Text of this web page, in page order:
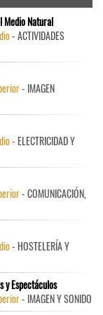
Medio Natural
- ACTIVIDADES
- IMAGEN
- ELECTRICIDAD Y
- COMUNICACIÓN,
- HOSTELERÍA Y
y Espectáculos
- IMAGEN Y SONIDO